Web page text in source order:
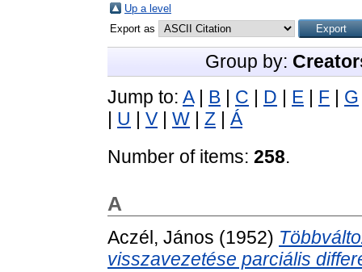
Up a level
Export as
Group by:
Jump to: A| B | C | D | E | F | G
| U | V | W | Z | Á
Number of items: 258.
A
Aczél, János (1952)
visszavezetése parciális